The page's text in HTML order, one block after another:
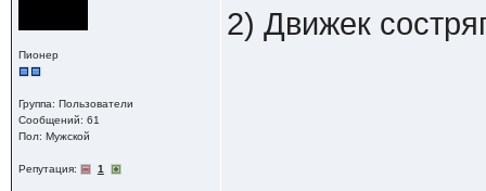
Пионер
Группа: Пользователи
Сообщений: 61
Пол: Мужской
Репутация: 1
2) Движек